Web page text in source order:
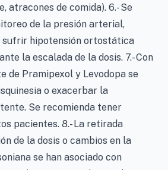
atracones de comida). 6.- Se
de la presión arterial,
sufrir hipotensión ortostática
la escalada de la dosis. 7.- Con
de Pramipexol y Levodopa se
o exacerbar la
Se recomienda tener
pacientes. 8.- La retirada
de la dosis o cambios en la
se han asociado con